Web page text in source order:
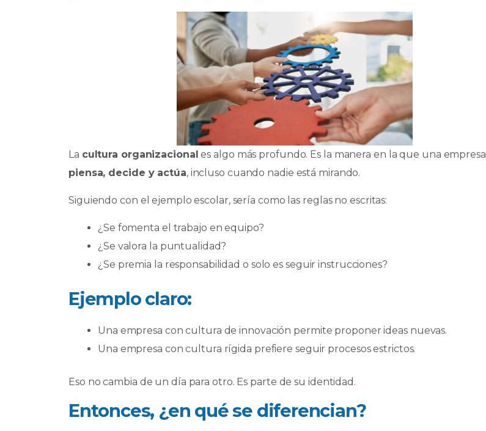
La cultura organizacional es algo más profundo. Es la manera en la que una empresa
piensa, decide y actúa, incluso cuando nadie está mirando.
Siguiendo con el ejemplo escolar, sería como las reglas no escritas:
¿Se fomenta el trabajo en equipo?
¿Se valora la puntualidad?
¿Se premia la responsabilidad o solo es seguir instrucciones?
Ejemplo claro:
Una empresa con cultura de innovación permite proponer ideas nuevas.
Una empresa con cultura rígida prefiere seguir procesos estrictos.
Eso no cambia de un día para otro. Es parte de su identidad.
Entonces, ¿en qué se diferencian?